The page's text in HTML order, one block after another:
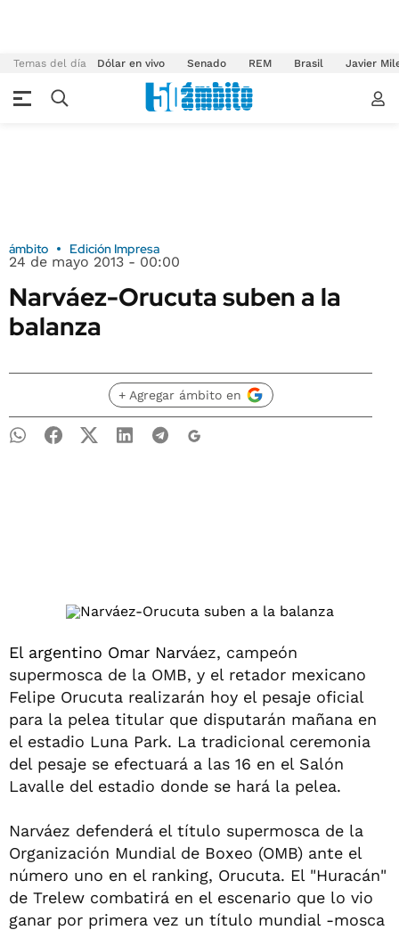
Temas del día Dólar en vivo Senado REM Brasil Javier
ámbito Edición Impresa
24 de mayo 2013 - 00:00
Narváez-Orucuta suben a la
balanza
+ Agregar ámbito en
El argentino Omar Narváez, campeón
supermosca de la OMB, y el retador mexicano
Felipe Orucuta realizarán hoy el pesaje oficial
para la pelea titular que disputarán mañana en
el estadio Luna Park. La tradicional ceremonia
del pesaje se efectuará a las 16 en el Salón
Lavalle del estadio donde se hará la pelea.
Narváez defenderá el título supermosca de la
Organización Mundial de Boxeo (OMB) ante el
número uno en el ranking, Orucuta. El "Huracán"
de Trelew combatirá en el escenario que lo vio
ganar por primera vez un título mundial -mosca